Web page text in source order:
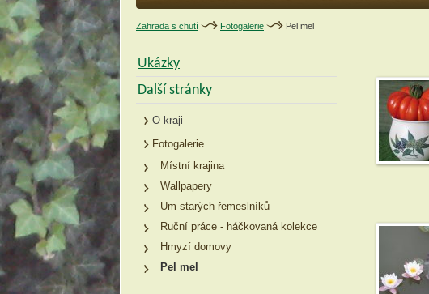
Zahrada s chutí Fotogalerie Pel mel
Ukázky
Další stránky
O kraji
Fotogalerie
Místní krajina
Wallpapery
Um starých řemeslníků
Ruční práce - háčkovaná kolekce
Hmyzí domovy
Pel mel